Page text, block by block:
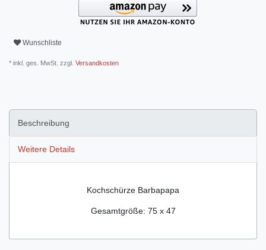
Wunschliste
* inkl. ges. MwSt. zzgl. Versandkosten
Beschreibung
Weitere Details
Kochschürze Barbapapa
Gesamtgröße: 75 x 47